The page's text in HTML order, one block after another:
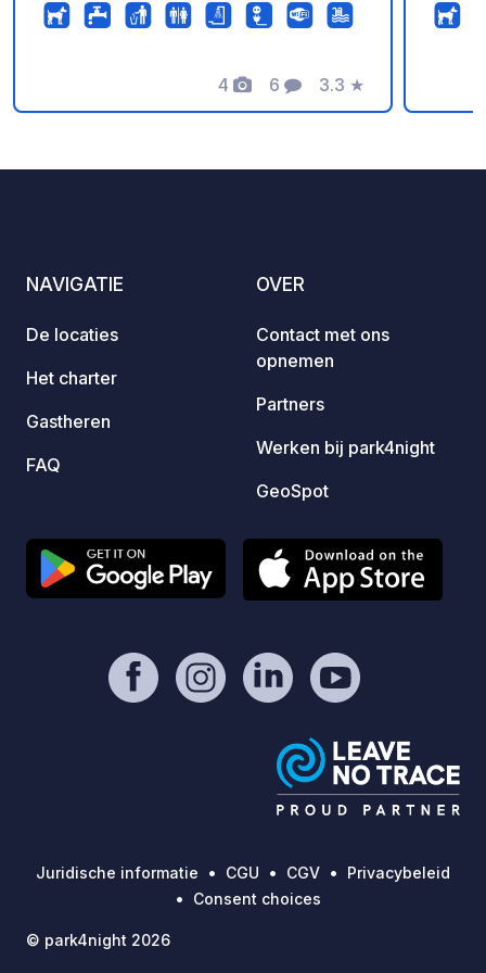
4
Foto's
6
Commentaren
3.3
Beoordeling
★
van
NAVIGATIE
De locaties
Het charter
Gastheren
FAQ
OVER
Contact met ons
opnemen
Partners
Werken bij park4night
GeoSpot
Juridische informatie CGU CGV
Privacybeleid
Consent choices
© park4night 2026